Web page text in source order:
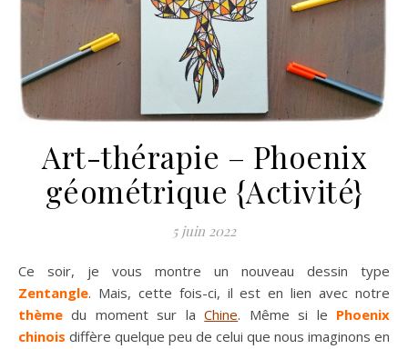
Art-thérapie – Phoenix
géométrique {Activité}
5 juin 2022
Ce soir, je vous montre un nouveau dessin type
Zentangle. Mais, cette fois-ci, il est en lien avec notre
thème du moment sur laChine. Même si le Phoenix
chinois diffère quelque peu de celui que nous imaginons en